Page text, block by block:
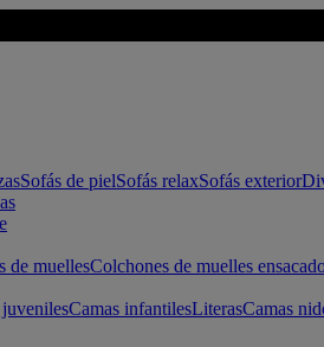
Sofás de pielSofás relaxSofás exterior
de muellesColchones de muelles
Camas infantilesLiterasCamas